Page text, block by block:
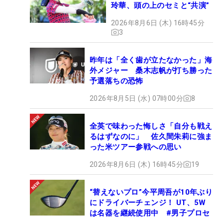
玲華、頭の上のセミと“共演”
2026年8月6日 (木) 16時45分
3
昨年は「全く歯が立たなかった」海
外メジャー 桑木志帆が打ち勝った
予選落ちの恐怖
2026年8月5日 (水) 07時00分 8
全英で味わった悔しさ「自分も戦え
るはずなのに」 佐久間朱莉に強ま
った米ツアー参戦への思い
2026年8月6日 (木) 16時45分 19
“替えないプロ”今平周吾が10年ぶり
にドライバーチェンジ！ UT、5W
は名器を継続使用中 #男子プロセ